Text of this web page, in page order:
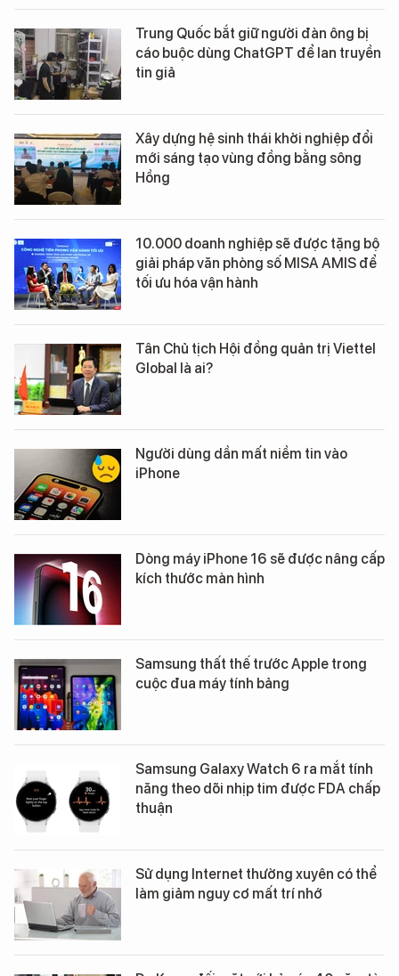
Trung Quốc bắt giữ người đàn ông bị
cáo buộc dùng ChatGPT để lan truyền
tin giả
Xây dựng hệ sinh thái khởi nghiệp đổi
mới sáng tạo vùng đồng bằng sông
Hồng
10.000 doanh nghiệp sẽ được tặng bộ
giải pháp văn phòng số MISA AMIS để
tối ưu hóa vận hành
Tân Chủ tịch Hội đồng quản trị Viettel
Global là ai?
Người dùng dần mất niềm tin vào
iPhone
Dòng máy iPhone 16 sẽ được nâng cấp
kích thước màn hình
Samsung thất thế trước Apple trong
cuộc đua máy tính bảng
Samsung Galaxy Watch 6 ra mắt tính
năng theo dõi nhịp tim được FDA chấp
thuận
Sử dụng Internet thường xuyên có thể
làm giảm nguy cơ mất trí nhớ